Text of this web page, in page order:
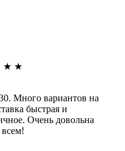
★ ★
Много вариантов на
быстрая и
Очень довольна
всем!